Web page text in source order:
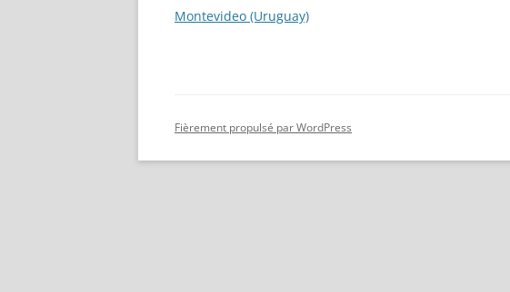
des
Montevideo (Uruguay)
Fièrement propulsé par WordPress